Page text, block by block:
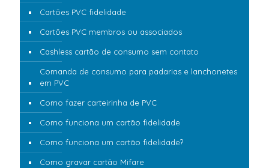
Cartões PVC fidelidade
Cartões PVC membros ou associados
Cashless cartão de consumo sem contato
Comanda de consumo para padarias e lanchonetes
em PVC
Como fazer carteirinha de PVC
Como funciona um cartão fidelidade
Como funciona um cartão fidelidade?
Como gravar cartão Mifare